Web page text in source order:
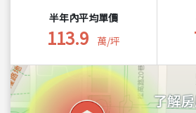
半年內平均單價
113.9 萬/坪